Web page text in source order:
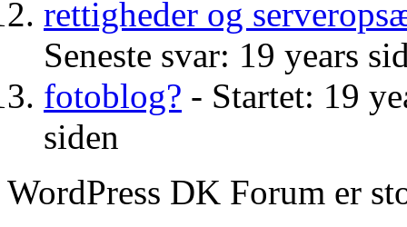
rettigheder og
Seneste svar: 19 years
fotoblog? - Startet: 19
siden
WordPress DK Forum er